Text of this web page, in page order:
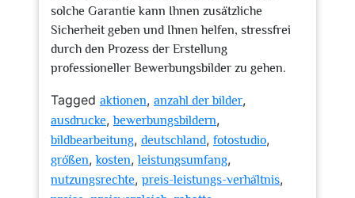
solche Garantie kann Ihnen zusätzliche
Sicherheit geben und Ihnen helfen, stressfrei
durch den Prozess der Erstellung
professioneller Bewerbungsbilder zu gehen.
Tagged aktionen, anzahl der bilder,
ausdrucke,bewerbungsbildern,
bildbearbeitung, deutschland, fotostudio,
größen,kosten,leistungsumfang,
nutzungsrechte, preis-leistungs-verhältnis,